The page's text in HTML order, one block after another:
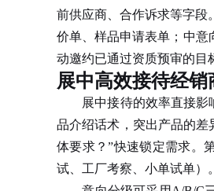
前供应商、合作诉求等字段
价单、样品申请表单；中意
动邀约已通过资质预审的目
展中高效接待经
展中接待的效率直接影响
品介绍话术，突出产品的
体要求？”快速锁定需求。
试、工厂考察、小单试单）。